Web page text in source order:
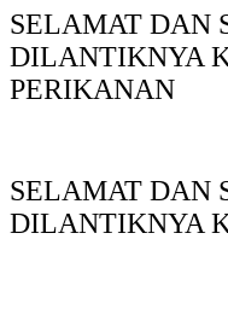
SELAMAT DAN
DILANTIKNYA
PERIKANAN
SELAMAT DAN
DILANTIKNYA